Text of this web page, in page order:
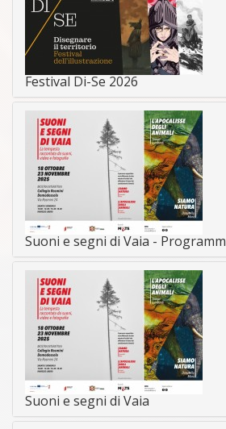
Festival Di-Se 2026
Suoni e segni di Vaia -
Suoni e segni di Vaia